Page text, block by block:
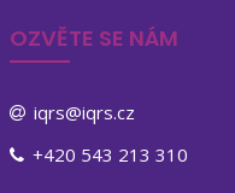
OZVĚTE SE NÁM
iqrs@iqrs.cz
+420 543 213 310